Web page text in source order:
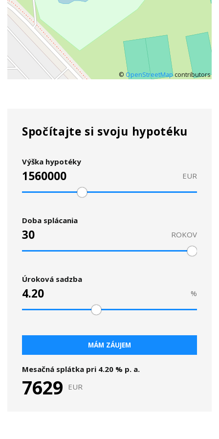
© OpenStreetMapcontributors
Spočítajte si svoju hypotéku
Výška hypotéky
EUR
Doba splácania
ROKOV
Úroková sadzba
%
MÁM ZÁUJEM
Mesačná splátka pri 4.20 % p. a.
7629 EUR